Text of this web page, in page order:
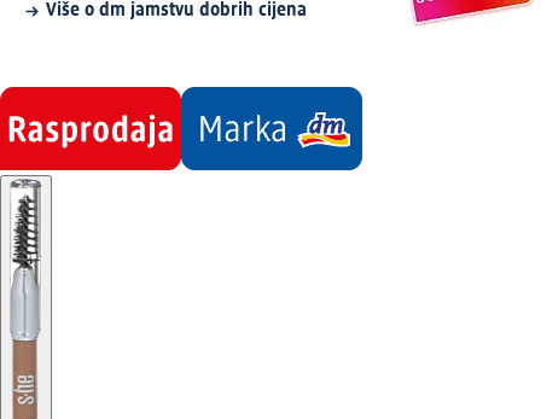
Više o dm jamstvu dobrih cijena